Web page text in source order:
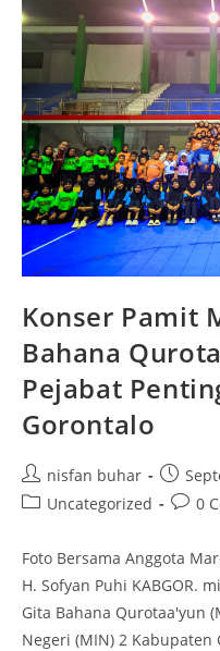
Konser Pamit
Bahana
Pejabat
Gorontalo
Post
author:
nisfan buhar
Post
PostUncategorized
Post0
Foto Bersama Anggota
H. Sofyan Puhi KABGOR.
Gita Bahana Qurotaa'yun
Negeri (MIN) 2 Kabupaten